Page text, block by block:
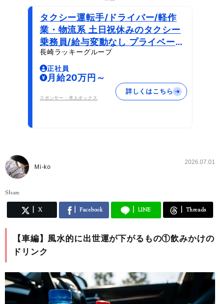
タクシー運転手/ドライバー/軽作
業・物流系 土日祝休みのタクシー
乗務員/給与変動なし プライベート
重視派へ
長崎ラッキーグループ
正社員
月給20万円～
スポンサー：求人ボックス
詳しくはこちら
Mi-ko
2026.07.01
Share
X Facebook LINE Threads
【車編】風水的に出世運が下がるもの①飲みかけの
ドリンク